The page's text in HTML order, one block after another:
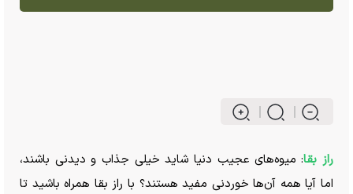
راز بقا: میوه‌های عجیب دنیا شاید خیلی جذاب و دیدنی باشند،
اما آیا همه آن‌ها خوردنی مفید هستند؟ با راز بقا همراه باشید تا